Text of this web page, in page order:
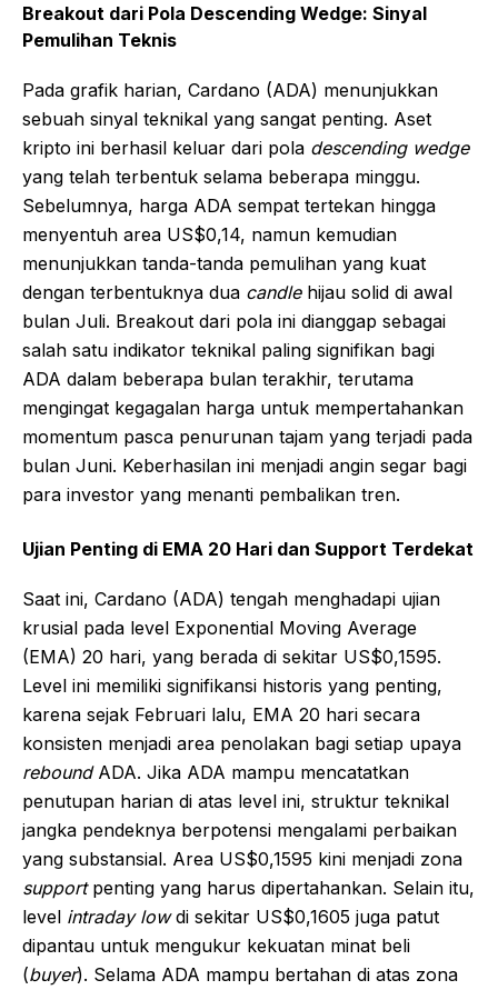
Breakout dari Pola Descending Wedge: Sinyal
Pemulihan Teknis
Pada grafik harian, Cardano (ADA) menunjukkan
sebuah sinyal teknikal yang sangat penting. Aset
kripto ini berhasil keluar dari pola descending wedge
yang telah terbentuk selama beberapa minggu.
Sebelumnya, harga ADA sempat tertekan hingga
menyentuh area US$0,14, namun kemudian
menunjukkan tanda-tanda pemulihan yang kuat
dengan terbentuknya dua candlehijau solid di awal
bulan Juli. Breakout dari pola ini dianggap sebagai
salah satu indikator teknikal paling signifikan bagi
ADA dalam beberapa bulan terakhir, terutama
mengingat kegagalan harga untuk mempertahankan
momentum pasca penurunan tajam yang terjadi pada
bulan Juni. Keberhasilan ini menjadi angin segar bagi
para investor yang menanti pembalikan tren.
Ujian Penting di EMA 20 Hari dan Support Terdekat
Saat ini, Cardano (ADA) tengah menghadapi ujian
krusial pada level Exponential Moving Average
(EMA) 20 hari, yang berada di sekitar US$0,1595.
Level ini memiliki signifikansi historis yang penting,
karena sejak Februari lalu, EMA 20 hari secara
konsisten menjadi area penolakan bagi setiap upaya
reboundADA. Jika ADA mampu mencatatkan
penutupan harian di atas level ini, struktur teknikal
jangka pendeknya berpotensi mengalami perbaikan
yang substansial. Area US$0,1595 kini menjadi zona
supportpenting yang harus dipertahankan. Selain itu,
level intraday lowdi sekitar US$0,1605 juga patut
dipantau untuk mengukur kekuatan minat beli
(buyer). Selama ADA mampu bertahan di atas zona